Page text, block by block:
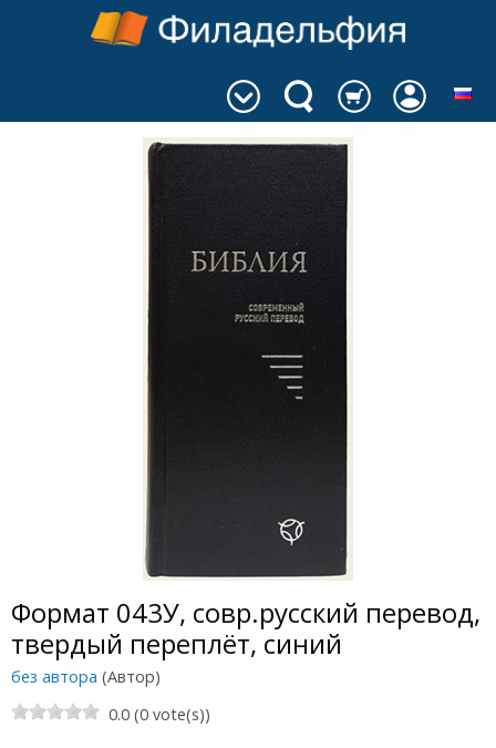
Формат 043У, совр.русский перевод,
твердый переплёт, синий
без автора (Автор)
0.0 (0 vote(s))